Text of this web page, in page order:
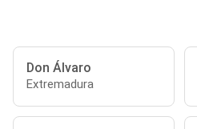
Don Álvaro
Extremadura